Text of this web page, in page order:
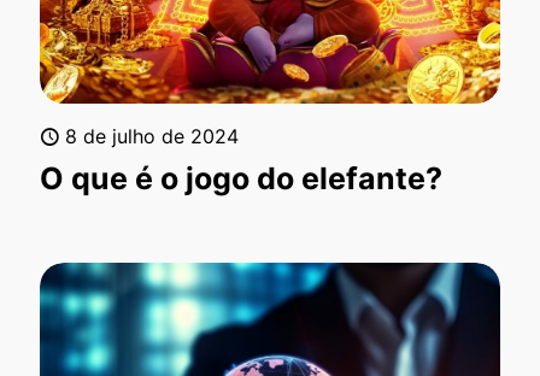
8 de julho de 2024
O que é o jogo do elefante?